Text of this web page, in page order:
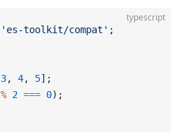
typescript
'es-toolkit/compat' ;
3, 4, 5];
% 2 === 0);